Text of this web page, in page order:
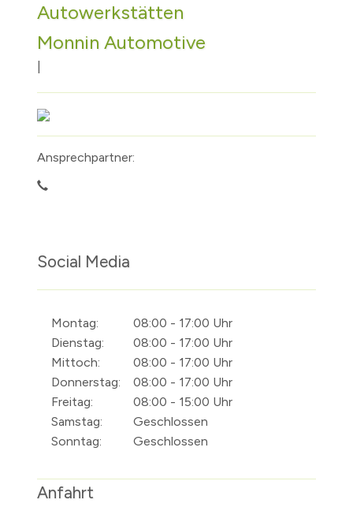
FAMILIE & BILDUNG
TOURISMUS
Autowerkstätten
Monnin Automotive
Ansprechpartner:
Social Media
Montag:
08:00 - 17:00 Uhr
Dienstag:
08:00 - 17:00 Uhr
Mittoch:
08:00 - 17:00 Uhr
Donnerstag:
08:00 - 17:00 Uhr
Freitag:
08:00 - 15:00 Uhr
Samstag:
Geschlossen
Sonntag:
Geschlossen
Anfahrt